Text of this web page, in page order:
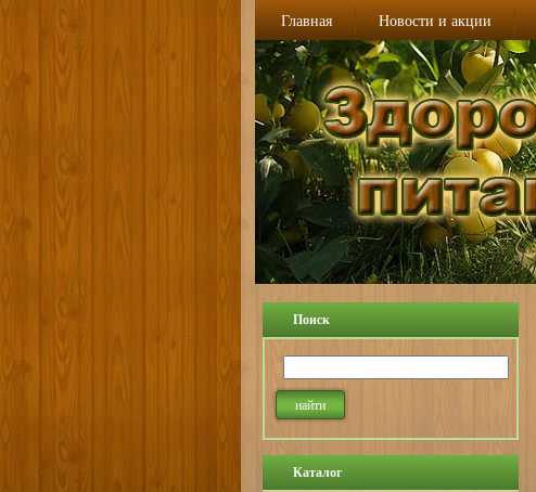
Главная Новости и акции
Поиск
Каталог